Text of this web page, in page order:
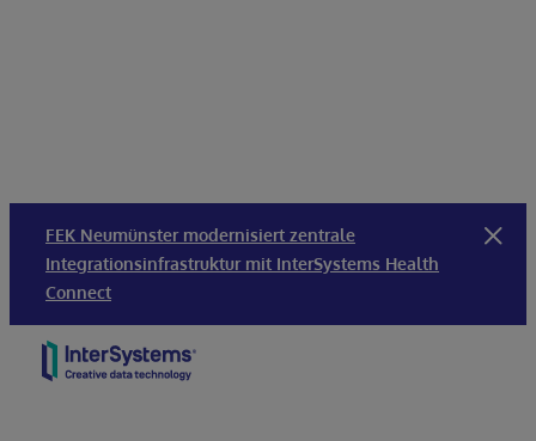
FEK Neumünster modernisiert zentrale
Integrationsinfrastruktur mit InterSystems Health
Connect
Skip to content